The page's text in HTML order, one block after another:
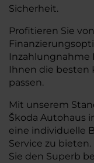
Sicherheit.
Profitieren Sie
Inzahlungnahme
Ihnen die besten
passen.
Mit unserem
Škoda Autohaus
eine individuelle
Service zu
Sie den Superb